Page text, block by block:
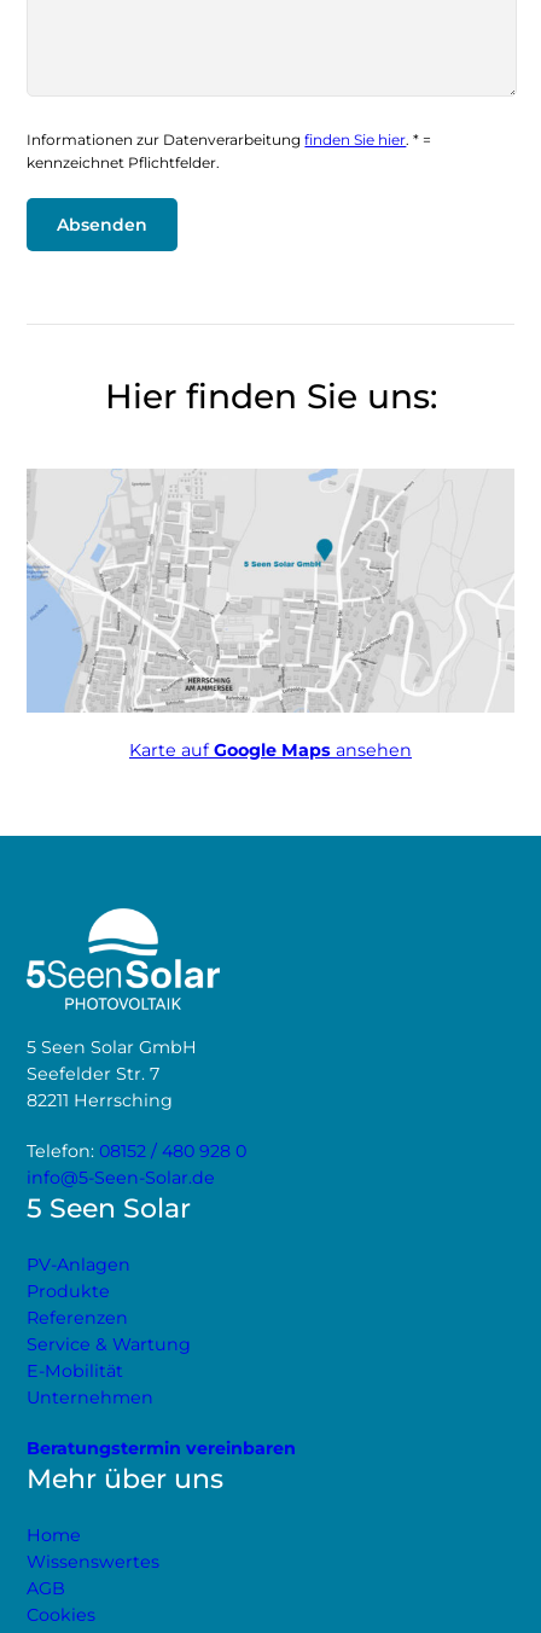
Informationen zur Datenverarbeitungfinden Sie hier. * =
kennzeichnet Pflichtfelder.
Hier finden Sie uns:
Karte aufGoogle Maps ansehen
5 Seen Solar GmbH
Seefelder Str. 7
82211 Herrsching
Telefon:08152 / 480 928 0
info@5-Seen-Solar.de
5 Seen Solar
PV-Anlagen
Produkte
Referenzen
Service & Wartung
E-Mobilität
Unternehmen
Beratungstermin vereinbaren
Mehr über uns
Home
Wissenswertes
AGB
Cookies